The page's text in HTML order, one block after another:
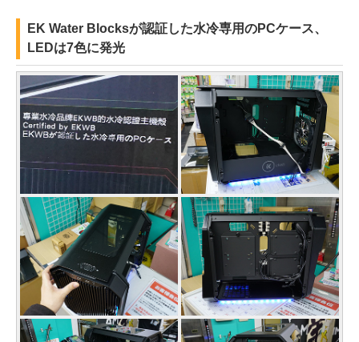
EK Water Blocksが認証した水冷専用のPCケース、
LEDは7色に発光